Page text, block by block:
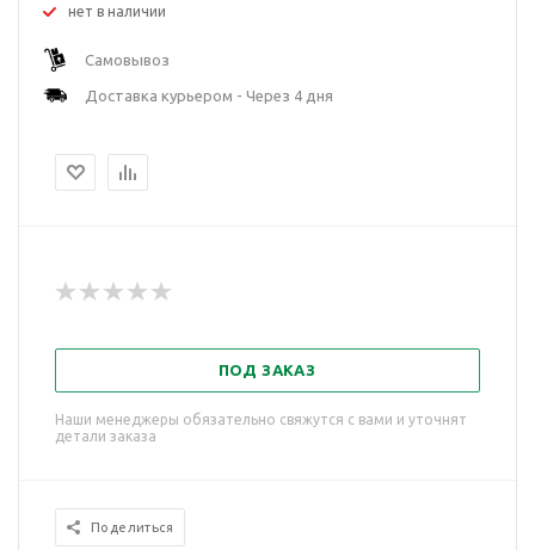
Нет в наличии
Самовывоз
Доставка курьером - Через 4 дня
ПОД ЗАКАЗ
Наши менеджеры обязательно свяжутся с вами и уточнят
детали заказа
Поделиться